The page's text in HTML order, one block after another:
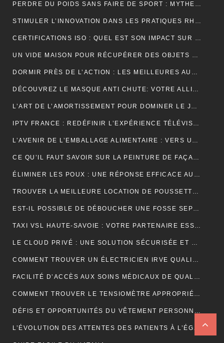
PERDRE DU POIDS SANS FAIRE DE SPORT : MYTHES ET RÉALITÉS
STIMULER L’INNOVATION DANS LES PRATIQUES RH PAR L’EXTERNALISATION
CERTIFICATIONS ISO : QUEL EST SON IMPACT SUR LES TARIFS D’UNE TRADUCTION ASSERMENTÉE ?
UN VIDE MAISON POUR RÉCUPÉRER DES OBJETS DE DÉCORATION
DORMIR PRÈS DE L’ACTION : LES MEILLEURES AUBERGES DE JEUNESSE À PROXIMITÉ DU PUY DU FOU
DÉCOUVREZ LE MASQUE ANTI CHUTE: VOTRE ALLIÉ POUR DES CHEVEUX FORTS ET SAINS
L’ART DE L’AMORTISSEMENT POUR DOMINER LE JEU DE BADMINTON
IPTV FRANCE : REDÉFINIR L’EXPÉRIENCE TÉLÉVISUELLE
L’AVENIR DE L’EMBALLAGE ALIMENTAIRE : VERS UNE RÉVOLUTION DURABLE ?
CE QU’IL FAUT SAVOIR SUR LA PEINTURE DE FAÇADE
ÉLIMINER LES POUX : UNE RÉPONSE EFFICACE AU CENTRE DE TRAITEMENT DES POUX À LYON
TROUVER LA MEILLEURE LOCATION DE POUSSETTE: FACILITEZ VOS DÉPLACEMENTS AVEC BÉBÉ
EST-IL POSSIBLE DE DÉBOUCHER UNE FOSSE SEPTIQUE NATURELLEMENT ?
TAXI VSL HAUTE-SAVOIE : VOTRE PARTENAIRE ESSENTIEL POUR DES DÉPLACEMENTS MÉDICAUX SÛRS ET CONFORTABLES
LE CLOUD PRIVÉ : UNE SOLUTION SÉCURISÉE ET POLYVALENTE POUR LE STOCKAGE ET L’ACCÈS AUX DONNÉES
COMMENT TROUVER UN ÉLECTRICIEN IRVE QUALIFIÉ POUR VOTRE PROJET DE MOBILITÉ ÉLECTRIQUE ?
FACILITÉ D’ACCÈS AUX SOINS MÉDICAUX DE QUALITÉ AVEC LES TAXIS VSL DE CLERMONT-FERRAND
COMMENT TROUVER LE TENSIOMÈTRE APPROPRIÉ POUR VOUS?
DÉFIS ET OPPORTUNITÉS DU VÊTEMENT PERSONNALISÉ : ANALYSE DU SECTEUR
L’ÉVOLUTION DES ATTENTES DES PATIENTS À L’ÉGARD DU TÉLÉSECRÉTARIAT MÉDICAL : SERVICES PERSONNALISÉS, RÉPONSE RAPIDE ET DISPONIBILITÉ